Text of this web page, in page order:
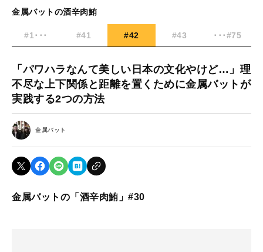
金属バットの酒辛肉鮪
#1･･･ #41 #42 #43 ･･･#75
「パワハラなんて美しい日本の文化やけど…」理
不尽な上下関係と距離を置くために金属バットが
実践する2つの方法
金属バット
金属バットの「酒辛肉鮪」#30